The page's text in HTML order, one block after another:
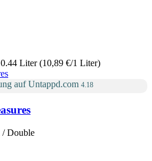
Liter (10,89 €/1 Liter)
4.18
/ Double